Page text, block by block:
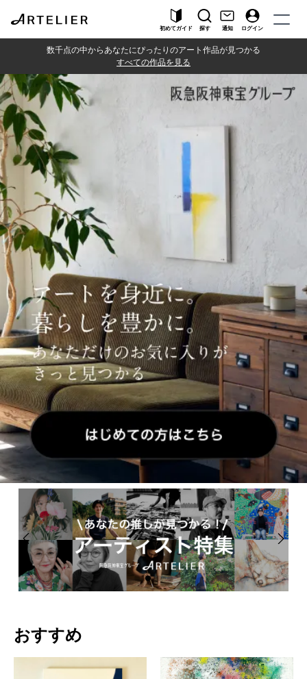
初めてガイド 探す 通知 ログイン
数千点の中からあなたにぴったりのアート作品が見つかる
すべての作品を見る
おすすめ